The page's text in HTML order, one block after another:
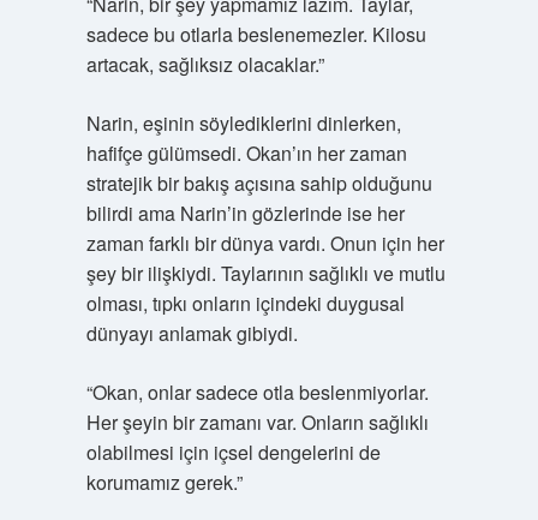
sadece bu otlarla beslenemezler. Kilosu
artacak, sağlıksız olacaklar.”
Narin, eşinin söylediklerini dinlerken,
hafifçe gülümsedi. Okan’ın her zaman
stratejik bir bakış açısına sahip olduğunu
bilirdi ama Narin’in gözlerinde ise her
zaman farklı bir dünya vardı. Onun için her
şey bir ilişkiydi. Taylarının sağlıklı ve mutlu
olması, tıpkı onların içindeki duygusal
dünyayı anlamak gibiydi.
“Okan, onlar sadece otla beslenmiyorlar.
Her şeyin bir zamanı var. Onların sağlıklı
olabilmesi için içsel dengelerini de
korumamız gerek.”